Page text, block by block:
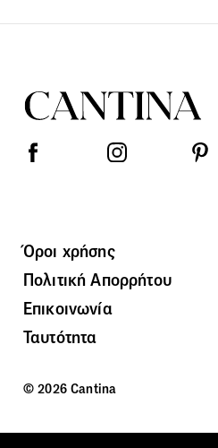
Όροι χρήσης
Πολιτική Απορρήτου
Επικοινωνία
Ταυτότητα
© 2026 Cantina